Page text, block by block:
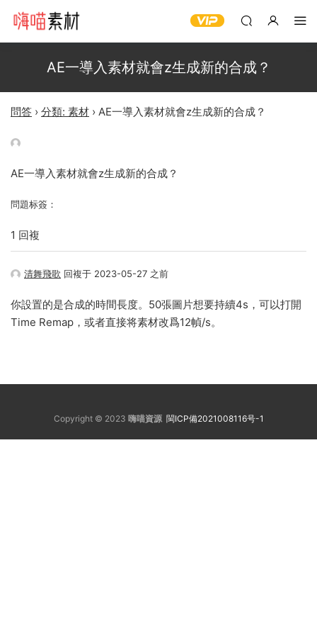
AE一導入素材就會z生成新的合成？
問答 › 分類: 素材 › AE一導入素材就會z生成新的合成？
AE一導入素材就會z生成新的合成？
問題标簽：
1 回複
清舞飛歌 回複于 2023-05-27 之前
你設置的是合成的時間長度。50張圖片想要持續4s，可以打開
Time Remap，或者直接将素材改爲12幀/s。
Copyright © 2023 嗨喵資源 閩ICP備2021008116号-1